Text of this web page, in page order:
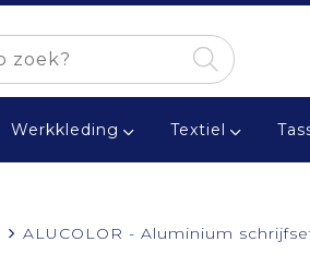
Werkkleding Textiel
ALUCOLOR - Aluminium